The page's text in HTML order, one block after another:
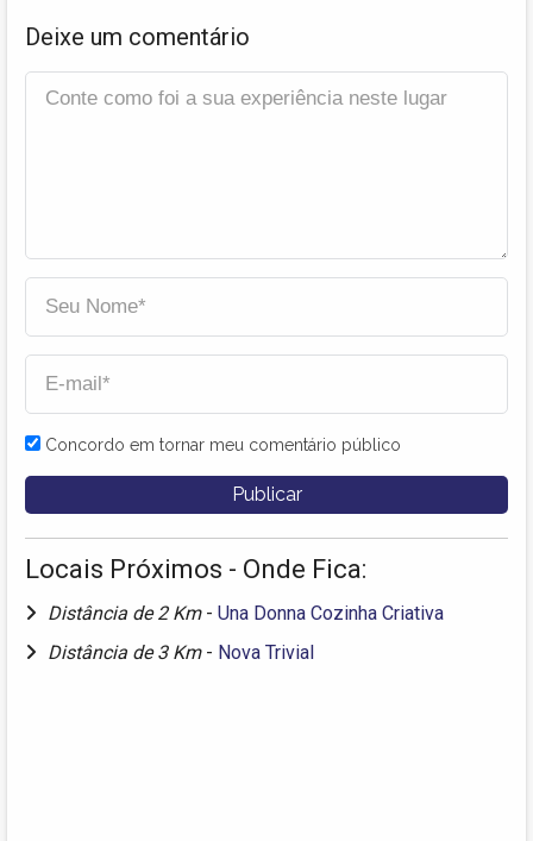
Deixe um comentário
Concordo em tornar meu comentário público
Locais Próximos - Onde Fica:
Distância de 2 Km - Una Donna Cozinha Criativa
Distância de 3 Km - Nova Trivial